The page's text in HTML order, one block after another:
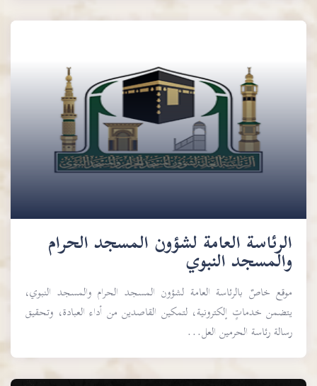
الرئاسة العامة لشؤون المسجد الحرام
والمسجد النبوي
موقع خاصٌ بالرئاسة العامة لشؤون المسجد الحرام والمسجد النبوي،
يتضمن خدماتٍ إلكترونية، لتمكين القاصدين من أداء العبادة، وتحقيق
رسالة رئاسة الحرمين العل...